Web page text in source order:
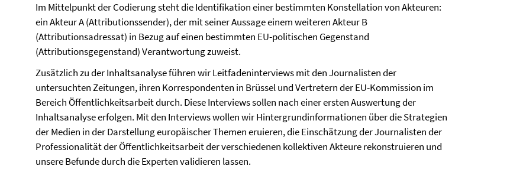
Im Mittelpunkt der Codierung steht die Identifikation einer bestimmten Konstellation von Akteuren:
ein Akteur A (Attributionssender), der mit seiner Aussage einem weiteren Akteur B
(Attributionsadressat) in Bezug auf einen bestimmten EU-politischen Gegenstand
(Attributionsgegenstand) Verantwortung zuweist.
Zusätzlich zu der Inhaltsanalyse führen wir Leitfadeninterviews mit den Journalisten der
untersuchten Zeitungen, ihren Korrespondenten in Brüssel und Vertretern der EU-Kommission im
Bereich Öffentlichkeitsarbeit durch. Diese Interviews sollen nach einer ersten Auswertung der
Inhaltsanalyse erfolgen. Mit den Interviews wollen wir Hintergrundinformationen über die Strategien
der Medien in der Darstellung europäischer Themen eruieren, die Einschätzung der Journalisten der
Professionalität der Öffentlichkeitsarbeit der verschiedenen kollektiven Akteure rekonstruieren und
unsere Befunde durch die Experten validieren lassen.